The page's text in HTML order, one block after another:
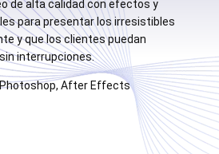
de alta calidad con efectos y
para presentar los irresistibles
y que los clientes puedan
interrupciones.
Photoshop, After Effects